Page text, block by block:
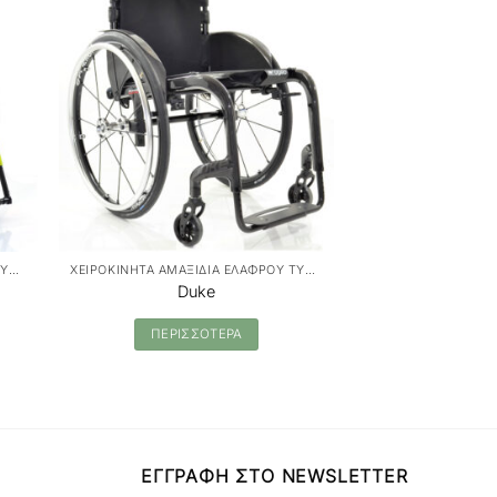
ΧΕΙΡΟΚΙΝΗΤΑ ΑΜΑΞΙΔΙΑ ΕΛΑΦΡΟΥ ΤΥΠΟΥ ΧΕΙΡΟΚΙΝΗΤΑ ΑΜΑΞΙΔΙΑ ΕΛΑΦΡΟΥ ΤΥΠΟΥ
Duke
ΠΕΡΙΣΣΟΤΕΡΑ
ΕΓΓΡΑΦΗ ΣΤΟ NEWSLETTER